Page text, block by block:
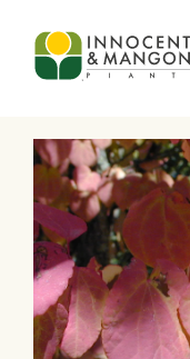
Skip to main content